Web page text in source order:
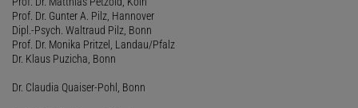
Prof. Dr. Gunter A. Pilz, Hannover
Dipl.-Psych. Waltraud Pilz, Bonn
Prof. Dr. Monika Pritzel, Landau/Pfalz
Dr. Klaus Puzicha, Bonn
Dr. Claudia Quaiser-Pohl, Bonn